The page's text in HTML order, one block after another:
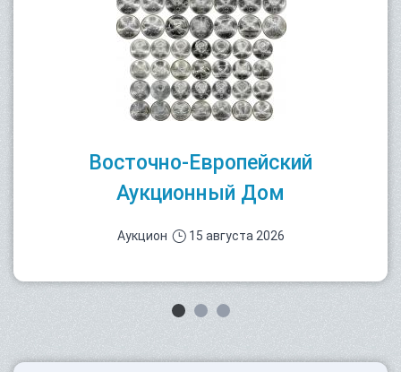
Восточно-Европейский
Аукционный Дом
Аукцион 15 августа 2026